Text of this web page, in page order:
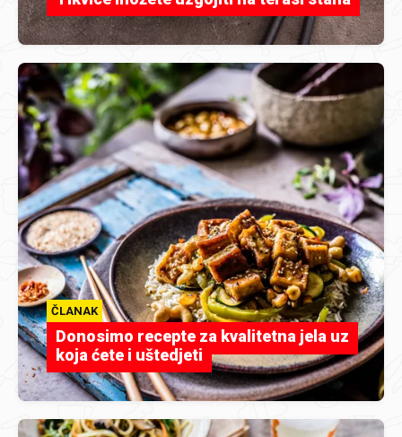
ČLANAK
Donosimo recepte za kvalitetna jela uz
koja ćete i uštedjeti